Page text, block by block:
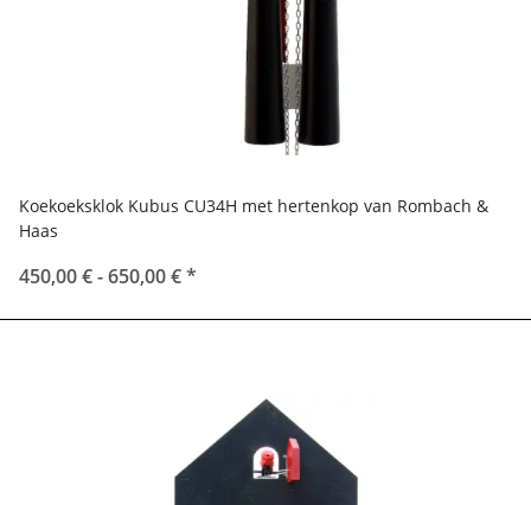
Koekoeksklok Kubus CU34H met hertenkop van Rombach &
Haas
450,00 € -650,00 €*